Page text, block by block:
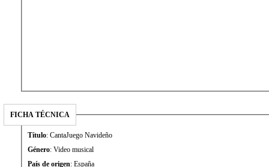
FICHA TÉCNICA
Título: CantaJuego Navideño
Género: Video musical
País de origen: España